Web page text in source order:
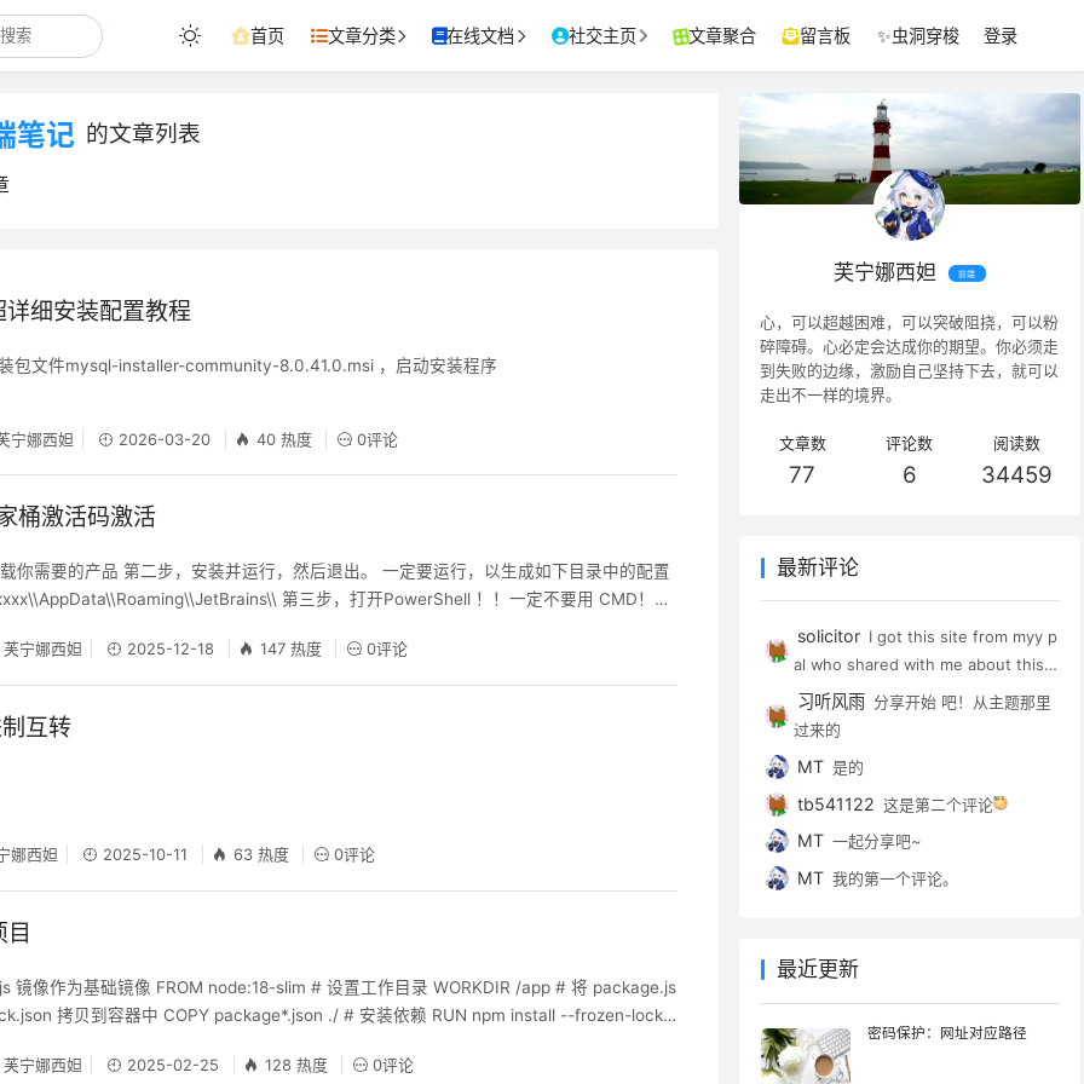
首页 文章分类 在线文档 社交主页 文章聚合 留言板 ✨虫洞穿梭 登录
笔记 的文章列表
细安装配置教程
包文件mysql-installer-community-8.0.41.0.msi ，启动安装程序
宁娜西妲 2026-03-20 40 热度 0评论
桶激活码激活
你需要的产品 第二步，安装并运行，然后退出。 一定要运行，以生成如下目录中的配置
第三步，打开PowerShell ！！一定不要用 CMD！！
网宁娜西妲 2025-12-18 147 热度 0评论
互转
娜西妲 2025-10-11 63 热度 0评论
镜像作为基础镜像 FROM node:18-slim # 设置工作目录 WORKDIR /app # 将 package.js
拷贝到容器中 COPY package*.json ./ # 安装依赖 RUN npm install --frozen-lockfil
宁娜西妲
2025-02-25 128 热度 0评论
芙宁娜西妲 前端
心，可以超越困难，可以突破阻挠，可以粉
碎障碍。心必定会达成你的期望。你必须走
到失败的边缘，激励自己坚持下去，就可以
走出不一样的境界。
文章数
77
评论数
6
阅读数
34459
最新评论
solicitor I got this site from myy p
al who shared with me about this w
ebsite and now this tine I am brow
sing this web sute and reading ver
习听风雨 分享开始 吧！从主题那里
过来的
MT 是的
tb541122 这是第二个评论
MT 一起分享吧~
MT 我的第一个评论。
最近更新
密码保护：网址对应路径